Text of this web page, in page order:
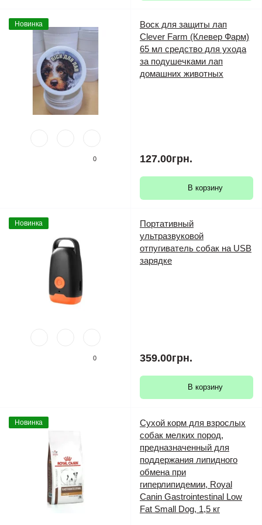
Новинка
0
Воск для защиты лап
Clever Farm (Клевер Фарм)
65 мл средство для ухода
за подушечками лап
домашних животных
127.00грн.
В корзину
Новинка
0
Портативный
ультразвуковой
отпугиватель собак на USB
зарядке
359.00грн.
В корзину
Новинка
Сухой корм для взрослых
собак мелких пород,
предназначенный для
поддержания липидного
обмена при
гиперлипидемии, Royal
Canin Gastrointestinal Low
Fat Small Dog, 1,5 кг